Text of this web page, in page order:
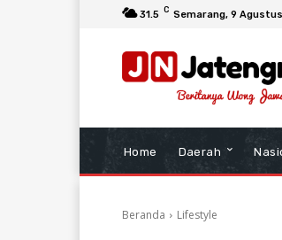
31.5 C Semarang, 9
Home Daerah
Beranda Lifestyle